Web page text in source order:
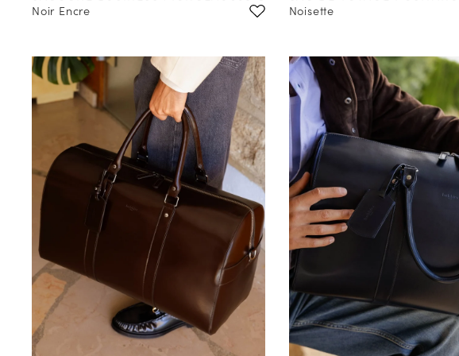
Noir Encre
Noisette